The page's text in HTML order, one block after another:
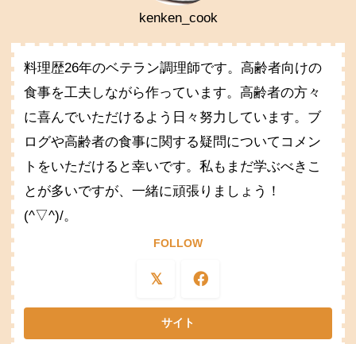
kenken_cook
料理歴26年のベテラン調理師です。高齢者向けの
食事を工夫しながら作っています。高齢者の方々
に喜んでいただけるよう日々努力しています。ブ
ログや高齢者の食事に関する疑問についてコメン
トをいただけると幸いです。私もまだ学ぶべきこ
とが多いですが、一緒に頑張りましょう！
(^▽^)/。
FOLLOW